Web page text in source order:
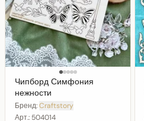
Чипборд Симфония
нежности
Бренд:Craftstory
Арт.: 504014